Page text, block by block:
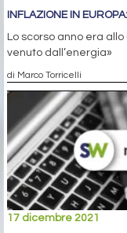
INFLAZIONE IN
Lo scorso anno era
venuto dall’energia»
di Marco Torricelli
17 dicembre 2021